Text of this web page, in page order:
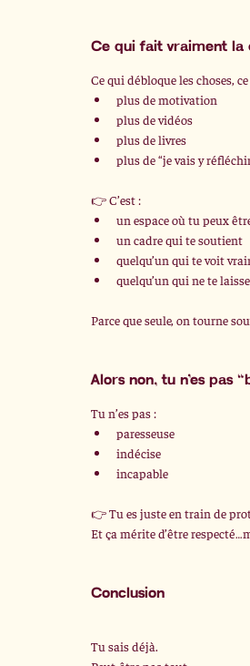
Ce qui fait vraiment la
Ce qui débloque les choses, ce
plus de motivation
plus de vidéos
plus de livres
plus de “je vais y
👉 C’est :
un espace où tu peux
un cadre qui te soutient
quelqu’un qui te voit
quelqu’un qui ne te
Parce que seule, on tourne
Alors non, tu n’es pas
Tu n’es pas :
paresseuse
indécise
incapable
👉 Tu es juste en train de
Et ça mérite d’être
Conclusion
Tu sais déjà.